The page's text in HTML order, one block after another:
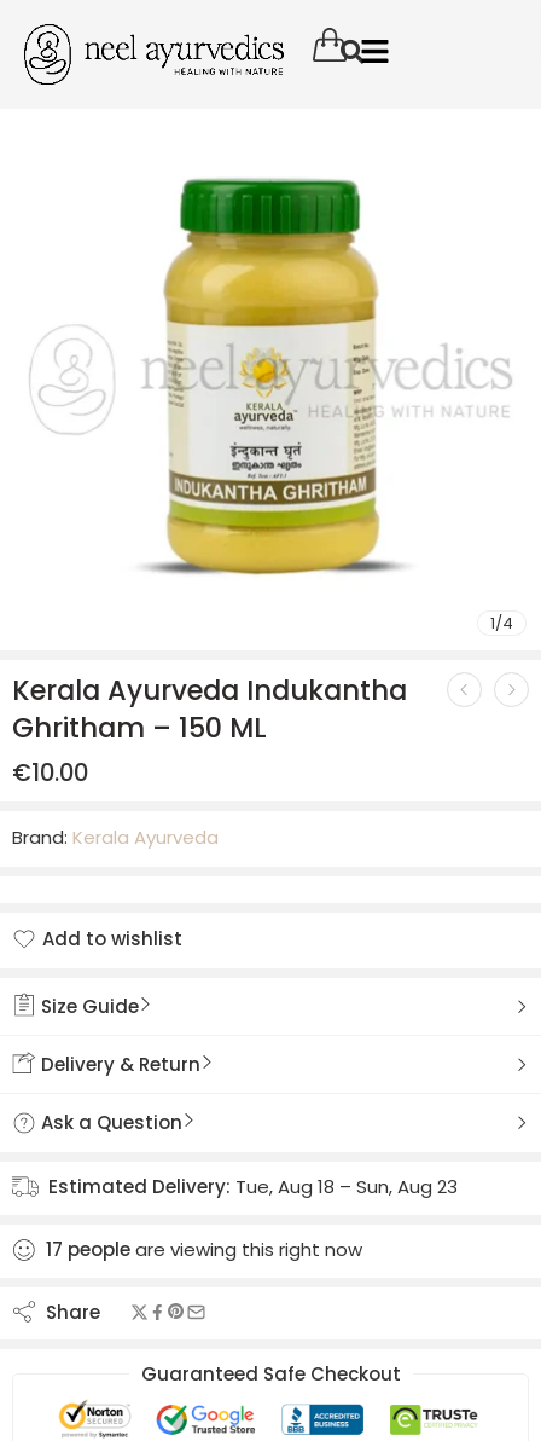
1/4
Kerala Ayurveda Indukantha
Ghritham – 150 ML
€10.00
Brand: Kerala Ayurveda
Add to wishlist
Size Guide
Delivery & Return
Ask a Question
Estimated Delivery: Tue, Aug 18 – Sun, Aug 23
17 peopleare viewing this right now
Share
Guaranteed Safe Checkout